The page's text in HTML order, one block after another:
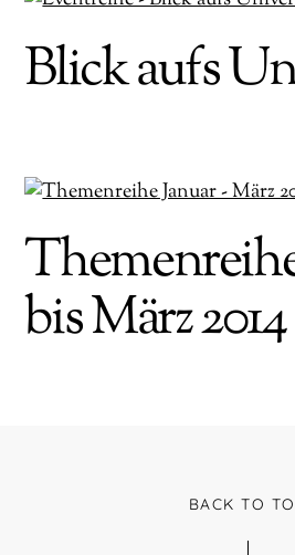
Blick aufs
bis März 2014
BACK TO